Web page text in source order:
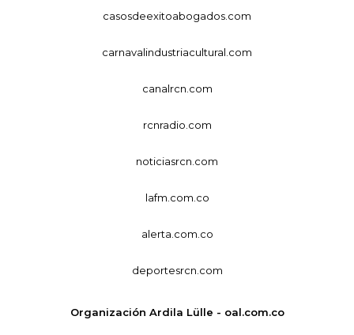
casosdeexitoabogados.com
carnavalindustriacultural.com
canalrcn.com
rcnradio.com
noticiasrcn.com
lafm.com.co
alerta.com.co
deportesrcn.com
Organización Ardila Lülle - oal.com.co